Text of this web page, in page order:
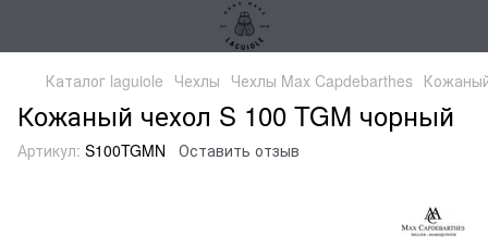
Каталог laguiole Чехлы Чехлы Max Capdebarthes
Кожаный чехол S 100 TGM чорный
Артикул: S100TGMN Оставить отзыв